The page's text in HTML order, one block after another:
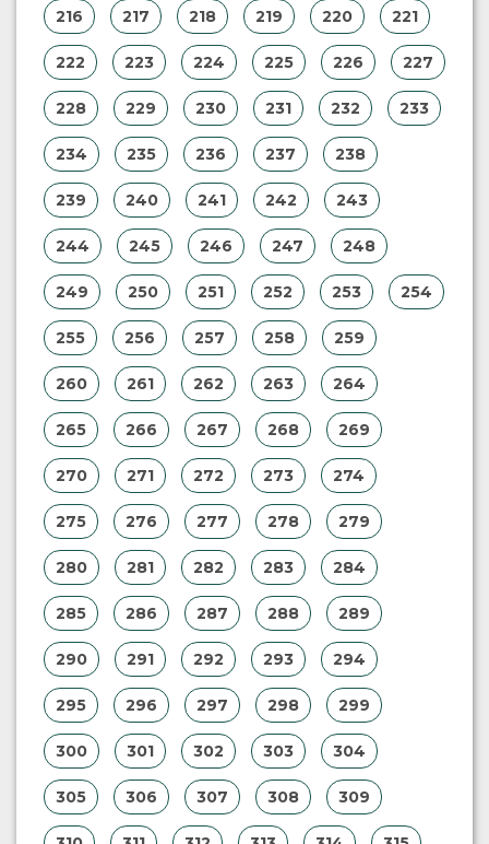
216 217 218 219 220 221
222 223 224 225 226 227
228 229 230 231 232 233
234 235 236 237 238
239 240 241 242 243
244 245 246 247 248
249 250 251 252 253 254
255 256 257 258 259
260 261 262 263 264
265 266 267 268 269
270 271 272 273 274
275 276 277 278 279
280 281 282 283 284
285 286 287 288 289
290 291 292 293 294
295 296 297 298 299
300 301 302 303 304
305 306 307 308 309